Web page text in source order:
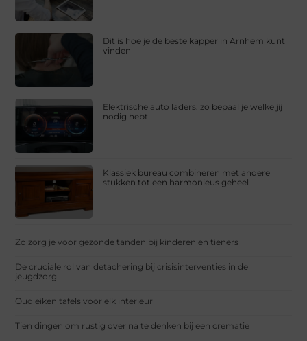
Dit is hoe je de beste kapper in Arnhem kunt
vinden
Elektrische auto laders: zo bepaal je welke jij
nodig hebt
Klassiek bureau combineren met andere
stukken tot een harmonieus geheel
Zo zorg je voor gezonde tanden bij kinderen en tieners
De cruciale rol van detachering bij crisisinterventies in de
jeugdzorg
Oud eiken tafels voor elk interieur
Tien dingen om rustig over na te denken bij een crematie